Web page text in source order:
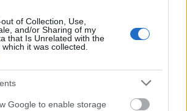
of Collection, Use,
and/or Sharing of my
that Is Unrelated with the
it was collected.
Google to enable storage
wybrane, zobacz też
podkreślić ofiarność strażaków i
Urzędu Gminy. Mieszkańcy wsi
zakresie
usuwali i zapobiegali